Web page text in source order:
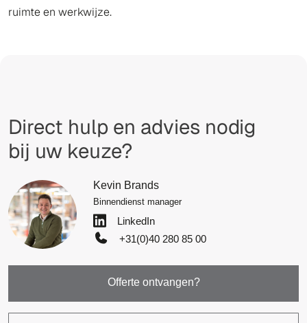
ruimte en werkwijze.
Direct hulp en advies nodig
bij uw keuze?
Kevin Brands
Binnendienst manager
LinkedIn
+31(0)40 280 85 00
Offerte ontvangen?